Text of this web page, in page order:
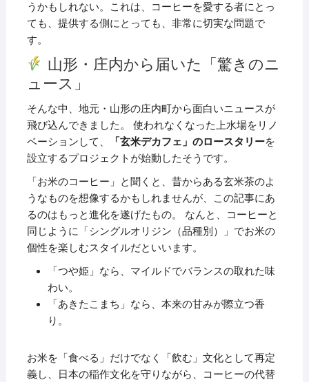
うかもしれない。これは、コーヒーを愛する者にとっ
ても、提供する側にとっても、非常に切実な問題で
す。
山形・庄内から届いた「驚きのニ
ュース」
そんな中、地元・山形の庄内町から面白いニュースが
飛び込んできました。 使われなくなった上水場をリノ
ベーションして、
「玄米デカフェ」のロースタリーを
設立するプロジェクトが始動したそうです。
「お米のコーヒー」と聞くと、昔からある玄米茶のよ
うなものを想像するかもしれませんが、この記事にあ
るのはもっと進化を遂げたもの。 なんと、コーヒーと
同じように「シングルオリジン（品種別）」でお米の
個性を楽しむスタイルだといいます。
「つや姫」なら、マイルドでバランスの取れた味
わい。
「あきたこまち」なら、本来の甘みが際立つ香
り。
お米を「食べる」だけでなく「飲む」文化として再定
義し、日本の稲作文化を守りながら、コーヒーの代替